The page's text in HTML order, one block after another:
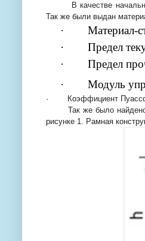
В качестве
Так же были выдан
·
Материал-
·
Предел
·
Предел
·
Модуль
·
Коэффициент
Так же было найдено в
рисунке 1. Рамная